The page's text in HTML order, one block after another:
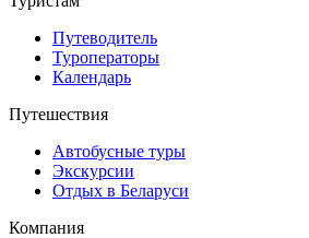
Путеводитель
Туроператоры
Календарь
Путешествия
Автобусные туры
Экскурсии
Отдых в Беларуси
Компания